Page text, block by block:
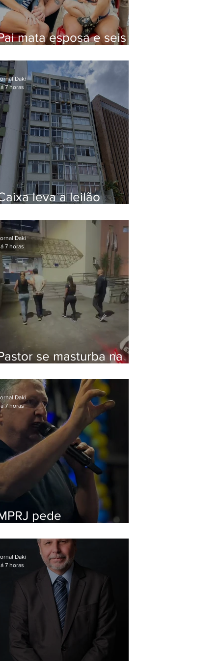
mata esposa e seis
leva a leilão
em Botafogo
Daki
7 horas
se masturba na
na Zona Oeste
Daki
7 horas
pede
Daki
7 horas
Daki
7 horas